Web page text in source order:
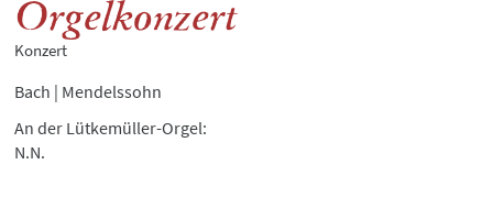
Orgelkonzert
Konzert
Bach | Mendelssohn
An der Lütkemüller-Orgel:
N.N.